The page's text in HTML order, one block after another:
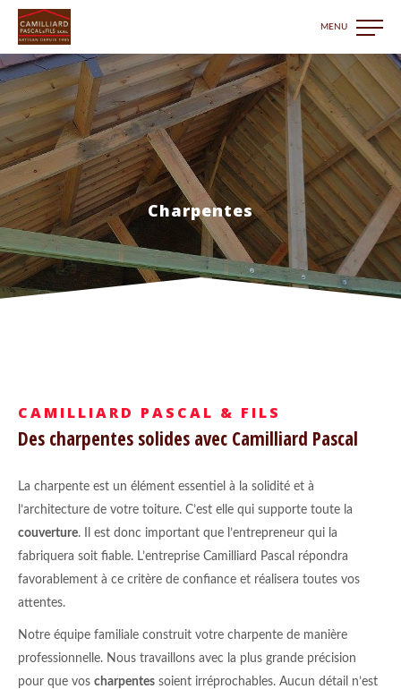
Charpentes
CAMILLIARD PASCAL & FILS
Des charpentes solides avec Camilliard Pascal
La charpente est un élément essentiel à la solidité et à
l’architecture de votre toiture. C’est elle qui supporte toute la
couverture. Il est donc important que l’entrepreneur qui la
fabriquera soit fiable. L’entreprise Camilliard Pascal répondra
favorablement à ce critère de confiance et réalisera toutes vos
attentes.
Notre équipe familiale construit votre charpente de manière
professionnelle. Nous travaillons avec la plus grande précision
pour que vos charpentes soient irréprochables. Aucun détail n’est